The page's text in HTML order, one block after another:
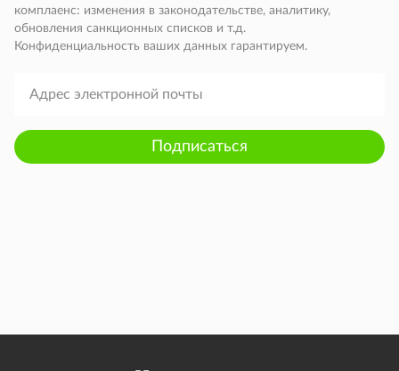
комплаенс: изменения в законодательстве, аналитику,
обновления санкционных списков и т.д.
Конфиденциальность ваших данных гарантируем.
Подписаться